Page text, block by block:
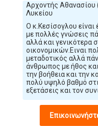
Αρχοντής
Λυκείου
Ο κ.Κεσίσογλου είναι
με πολλές γνώσεις
αλλά και γενικότερα
οικονομικών.Ειναι
μεταδοτικός αλλά
άνθρωπος με ήθος
την βοήθεια και την
πολύ υψηλό βαθμό
εξετάσεις και τον